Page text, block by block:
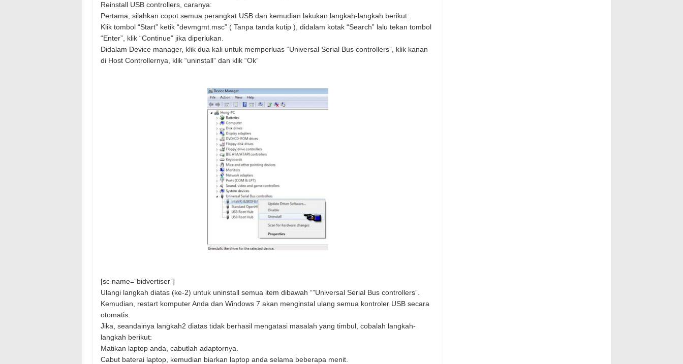
Reinstall USB controllers, caranya:
Pertama, silahkan copot semua perangkat USB dan kemudian lakukan langkah-langkah berikut:
Klik tombol “Start” ketik “devmgmt.msc” ( Tanpa tanda kutip ), didalam kotak “Search” lalu tekan tombol
“Enter”, klik “Continue” jika diperlukan.
Didalam Device manager, klik dua kali untuk memperluas “Universal Serial Bus controllers”, klik kanan
di Host Controllernya, klik “uninstall” dan klik “Ok”
[sc name=”bidvertiser”]
Ulangi langkah diatas (ke-2) untuk uninstall semua item dibawah “”Universal Serial Bus controllers”.
Kemudian, restart komputer Anda dan Windows 7 akan menginstal ulang semua kontroler USB secara
otomatis.
Jika, seandainya langkah2 diatas tidak berhasil mengatasi masalah yang timbul, cobalah langkah-
langkah berikut:
Matikan laptop anda, cabutlah adaptornya.
Cabut baterai laptop, kemudian biarkan laptop anda selama beberapa menit.